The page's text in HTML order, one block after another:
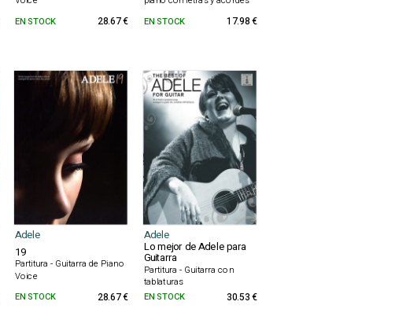
EN STOCK 28.67 € EN STOCK 17.98 €
Adele
Adele
19
Partitura - Guitarra de Piano
Voice
Lo mejor de Adele para
Guitarra
Partitura - Guitarra con
tablaturas
EN STOCK 28.67 € EN STOCK 30.53 €